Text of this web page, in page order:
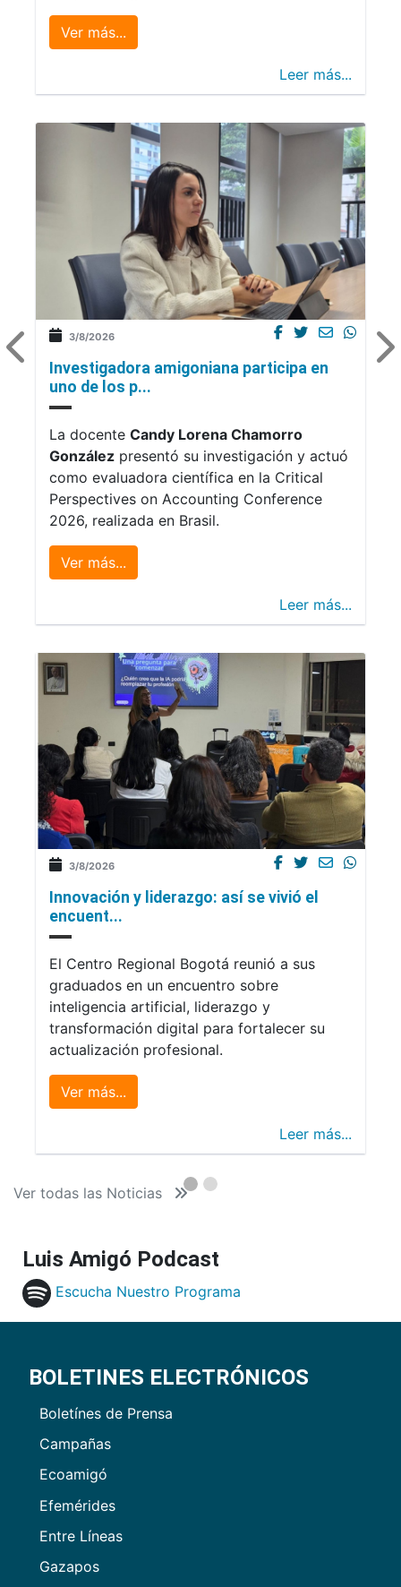
Ver más...
Leer más...
3/8/2026
Investigadora amigoniana participa en
uno de los p...
La docente Candy Lorena Chamorro
González presentó su investigación y actuó
como evaluadora científica en la Critical
Perspectives on Accounting Conference
2026, realizada en Brasil.
Ver más...
Leer más...
3/8/2026
Innovación y liderazgo: así se vivió el
encuent...
El Centro Regional Bogotá reunió a sus
graduados en un encuentro sobre
inteligencia artificial, liderazgo y
transformación digital para fortalecer su
actualización profesional.
Ver más...
Leer más...
Ver todas las Noticias
Luis Amigó Podcast
Escucha Nuestro Programa
BOLETINES ELECTRÓNICOS
Boletínes de Prensa
Campañas
Ecoamigó
Efemérides
Entre Líneas
Gazapos